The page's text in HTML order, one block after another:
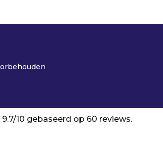
9.7/10 gebaseerd op 60 reviews.